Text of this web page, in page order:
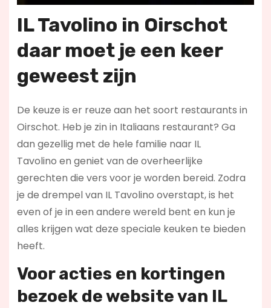
IL Tavolino in Oirschot
daar moet je een keer
geweest zijn
De keuze is er reuze aan het soort restaurants in
Oirschot. Heb je zin in Italiaans restaurant? Ga
dan gezellig met de hele familie naar IL
Tavolino en geniet van de overheerlijke
gerechten die vers voor je worden bereid. Zodra
je de drempel van IL Tavolino overstapt, is het
even of je in een andere wereld bent en kun je
alles krijgen wat deze speciale keuken te bieden
heeft.
Voor acties en kortingen
bezoek de website van IL